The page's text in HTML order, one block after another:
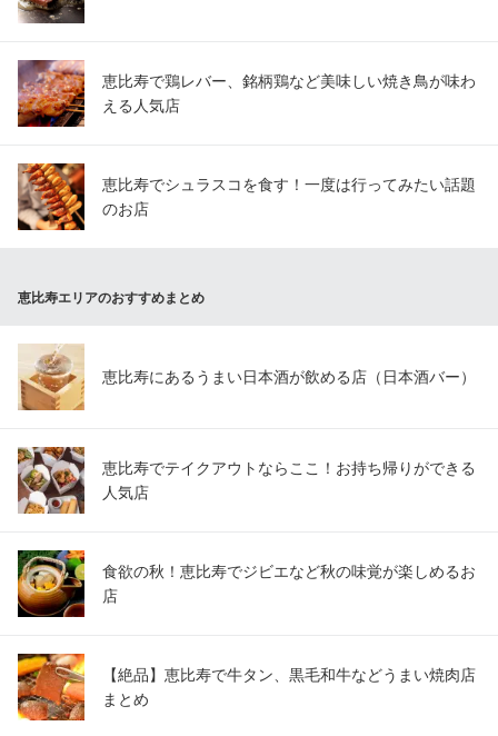
恵比寿で鶏レバー、銘柄鶏など美味しい焼き鳥が味わ
える人気店
恵比寿でシュラスコを食す！一度は行ってみたい話題
のお店
恵比寿エリアのおすすめまとめ
恵比寿にあるうまい日本酒が飲める店（日本酒バー）
恵比寿でテイクアウトならここ！お持ち帰りができる
人気店
食欲の秋！恵比寿でジビエなど秋の味覚が楽しめるお
店
【絶品】恵比寿で牛タン、黒毛和牛などうまい焼肉店
まとめ